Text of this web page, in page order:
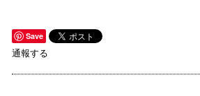
Save
通報する